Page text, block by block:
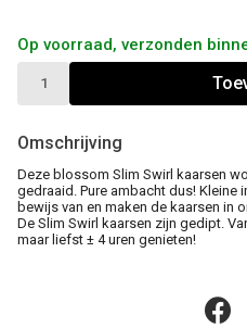
Op voorraad, verzonden
Omschrijving
Deze blossom Slim Swirl kaarsen
gedraaid. Pure ambacht dus! Kleine
bewijs van en maken de kaarsen in
De Slim Swirl kaarsen zijn gedipt.
maar liefst ± 4 uren genieten!